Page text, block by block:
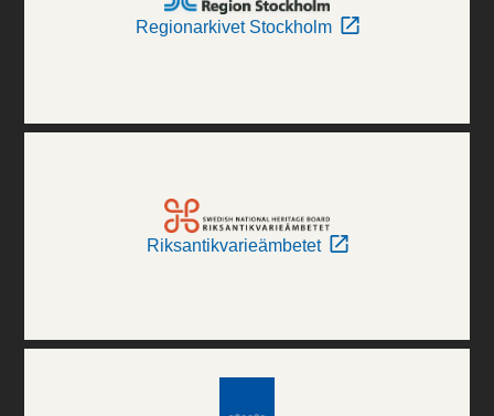
Regionarkivet Stockholm
Riksantikvarieämbetet